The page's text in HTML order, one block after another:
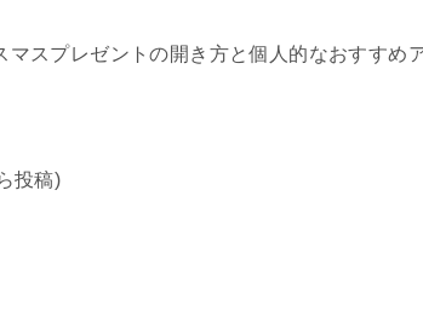
スプレゼントの開き方と個人的なおすすめ
投稿)